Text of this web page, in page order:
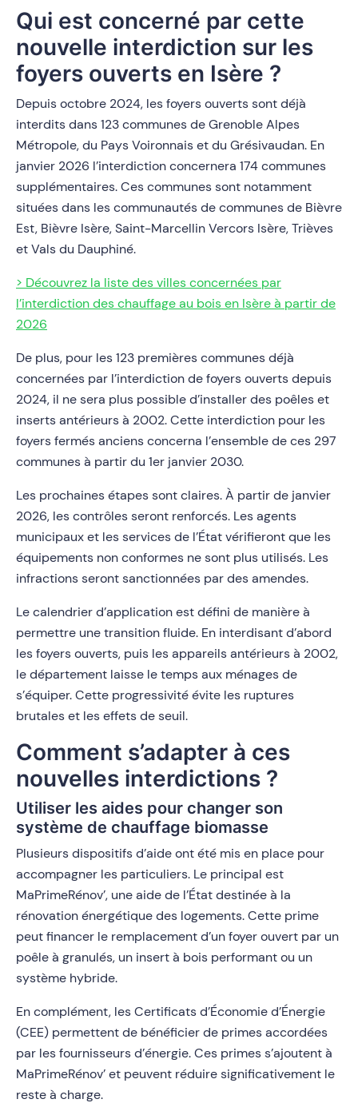
Qui est concerné par cette
nouvelle interdiction sur les
foyers ouverts en Isère ?
Depuis octobre 2024, les foyers ouverts sont déjà
interdits dans 123 communes de Grenoble Alpes
Métropole, du Pays Voironnais et du Grésivaudan. En
janvier 2026 l’interdiction concernera 174 communes
supplémentaires. Ces communes sont notamment
situées dans les communautés de communes de Bièvre
Est, Bièvre Isère, Saint-Marcellin Vercors Isère, Trièves
et Vals du Dauphiné.
> Découvrez la liste des villes concernées par
l’interdiction des chauffage au bois en Isère à partir de
2026
De plus, pour les 123 premières communes déjà
concernées par l’interdiction de foyers ouverts depuis
2024, il ne sera plus possible d’installer des poêles et
inserts antérieurs à 2002. Cette interdiction pour les
foyers fermés anciens concerna l’ensemble de ces 297
communes à partir du 1er janvier 2030.
Les prochaines étapes sont claires. À partir de janvier
2026, les contrôles seront renforcés. Les agents
municipaux et les services de l’État vérifieront que les
équipements non conformes ne sont plus utilisés. Les
infractions seront sanctionnées par des amendes.
Le calendrier d’application est défini de manière à
permettre une transition fluide. En interdisant d’abord
les foyers ouverts, puis les appareils antérieurs à 2002,
le département laisse le temps aux ménages de
s’équiper. Cette progressivité évite les ruptures
brutales et les effets de seuil.
Comment s’adapter à ces
nouvelles interdictions ?
Utiliser les aides pour changer son
système de chauffage biomasse
Plusieurs dispositifs d’aide ont été mis en place pour
accompagner les particuliers. Le principal est
MaPrimeRénov’, une aide de l’État destinée à la
rénovation énergétique des logements. Cette prime
peut financer le remplacement d’un foyer ouvert par un
poêle à granulés, un insert à bois performant ou un
système hybride.
En complément, les Certificats d’Économie d’Énergie
(CEE) permettent de bénéficier de primes accordées
par les fournisseurs d’énergie. Ces primes s’ajoutent à
MaPrimeRénov’ et peuvent réduire significativement le
reste à charge.